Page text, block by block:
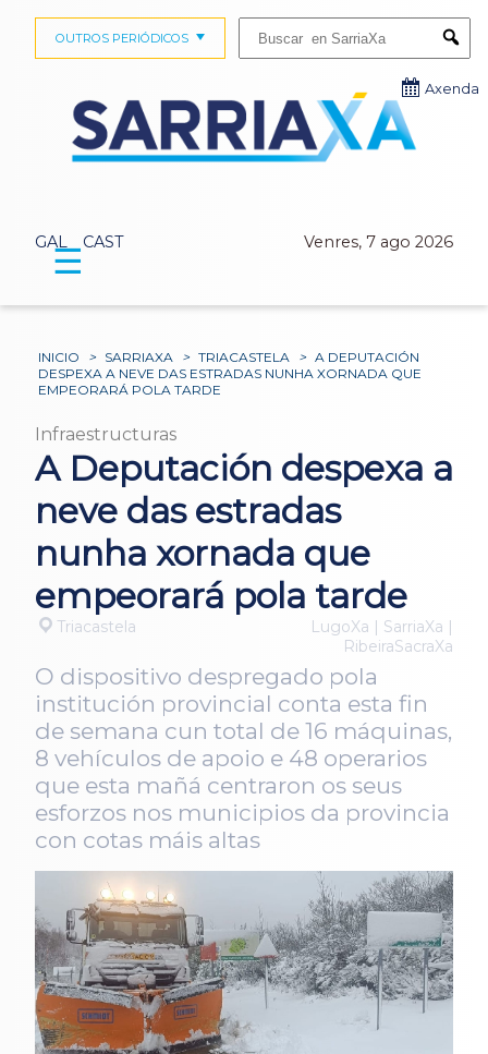
GAL CAST Venres, 7 ago 2026
OUTROS PERIÓDICOS
Axenda
☰
INICIO > SARRIAXA > TRIACASTELA > A DEPUTACIÓN
DESPEXA A NEVE DAS ESTRADAS NUNHA XORNADA QUE
EMPEORARÁ POLA TARDE
Infraestructuras
A Deputación despexa a
neve das estradas
nunha xornada que
empeorará pola tarde
Triacastela
LugoXa | SarriaXa |
RibeiraSacraXa
O dispositivo despregado pola
institución provincial conta esta fin
de semana cun total de 16 máquinas,
8 vehículos de apoio e 48 operarios
que esta mañá centraron os seus
esforzos nos municipios da provincia
con cotas máis altas